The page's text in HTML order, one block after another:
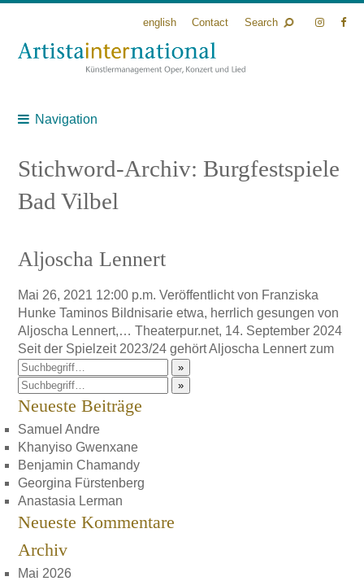
english Contact Search
Navigation
Stichword-Archiv: Burgfestspiele
Bad Vilbel
Aljoscha Lennert
Mai 26, 2021 12:00 p.m. Veröffentlicht von Franziska
Hunke Taminos Bildnisarie etwa, herrlich gesungen von
Aljoscha Lennert,… Theaterpur.net, 14. September 2024
Seit der Spielzeit 2023/24 gehört Aljoscha Lennert zum
»
»
Neueste Beiträge
Samuel Andre
Khanyiso Gwenxane
Benjamin Chamandy
Georgina Fürstenberg
Anastasia Lerman
Neueste Kommentare
Archiv
Mai 2026